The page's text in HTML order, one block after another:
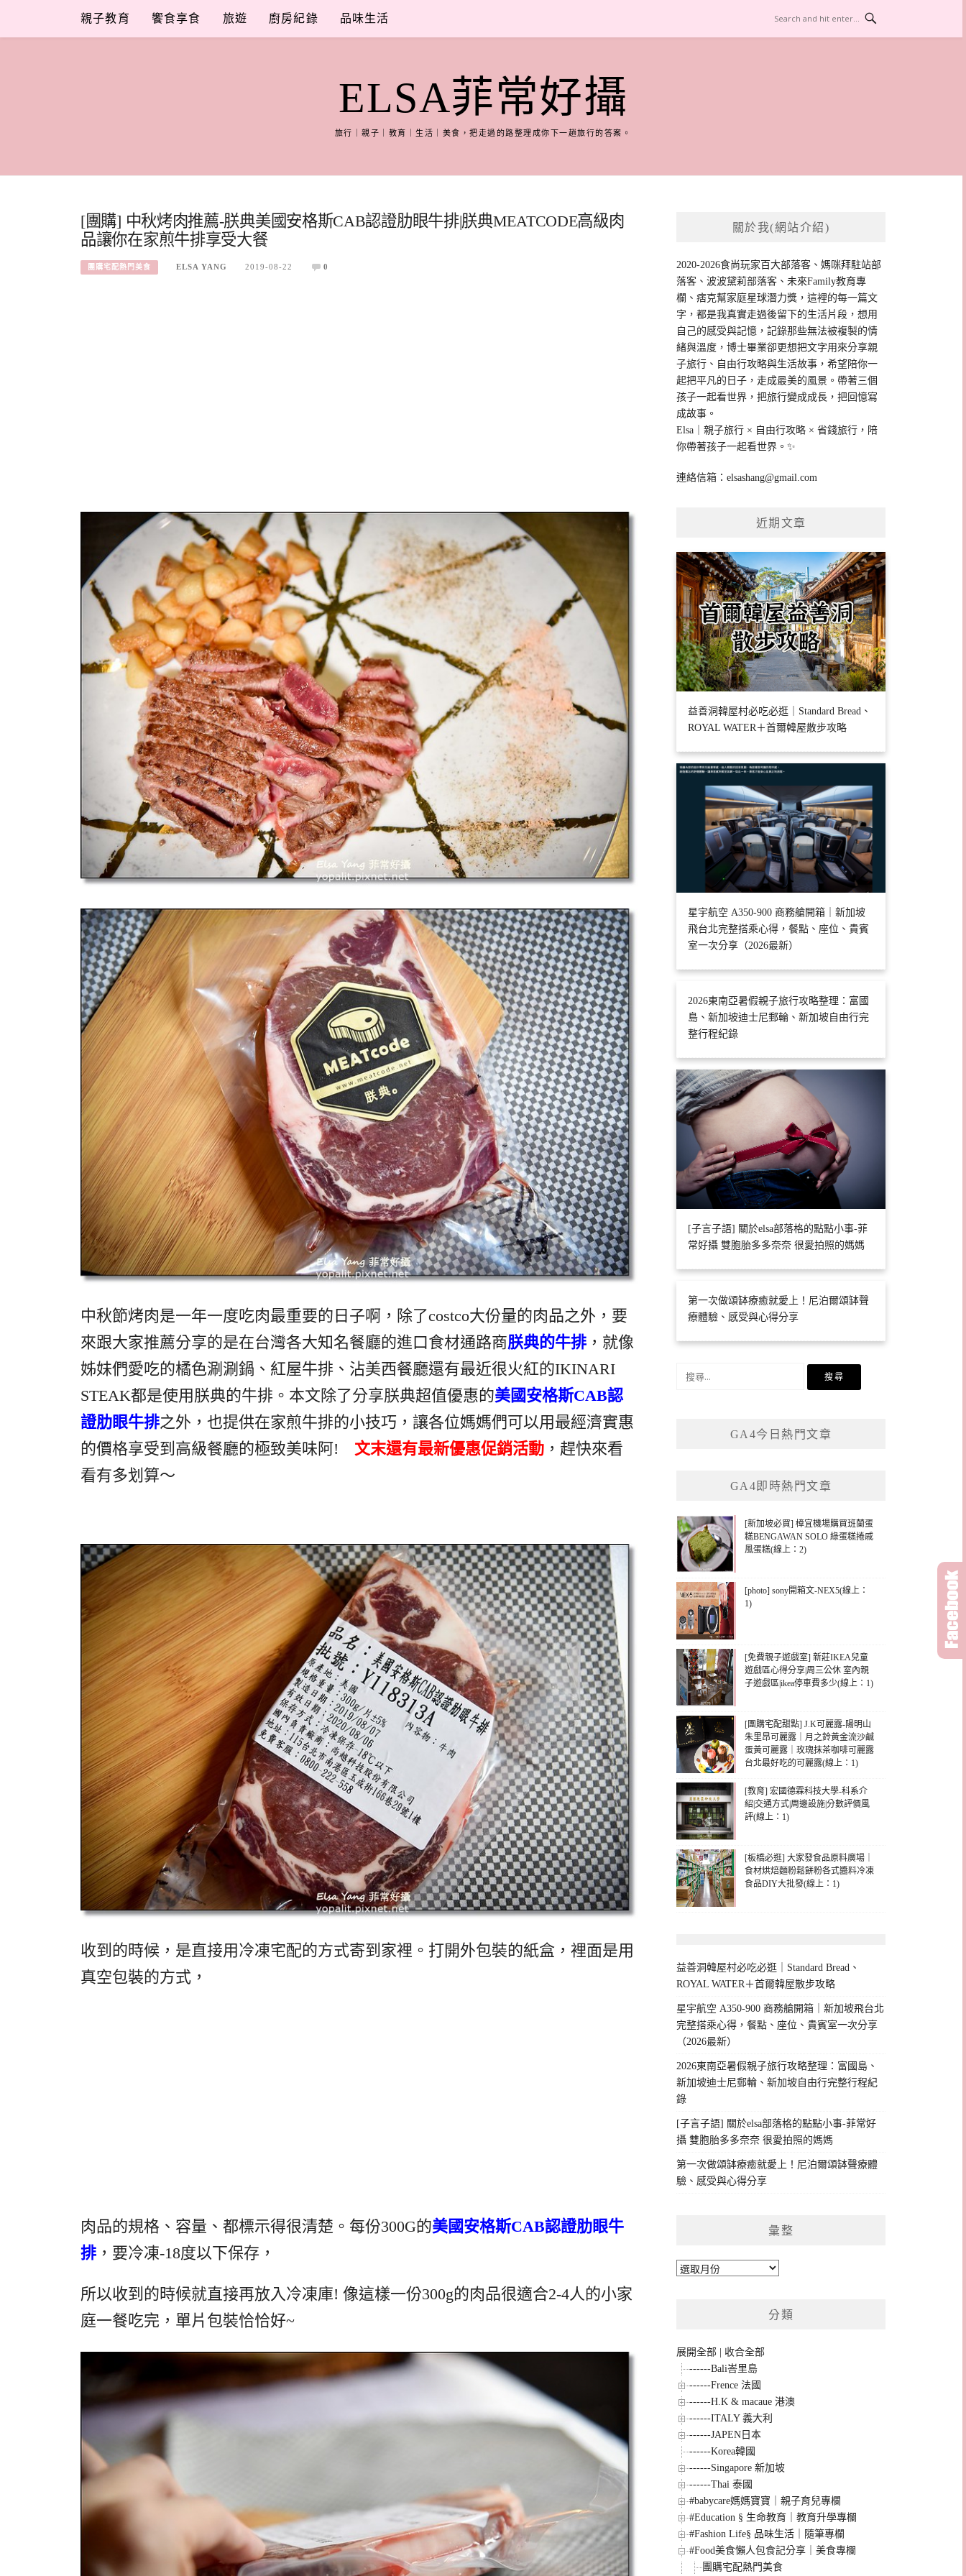
content
親子教育 饗食享食 旅遊 廚房紀錄 品味生活
ELSA菲常好攝
旅行｜親子｜教育｜生活｜美食，把走過的路整理成你下一趟旅行的答案。
[團購] 中秋烤肉推薦-朕典美國安格斯CAB認證肋眼牛排|朕典MEATCODE高級肉
品讓你在家煎牛排享受大餐
團購宅配熱門美食 ELSA YANG 2019-08-22 0
中秋節烤肉是一年一度吃肉最重要的日子啊，除了costco大份量的肉品之外，要
來跟大家推薦分享的是在台灣各大知名餐廳的進口食材通路商朕典的牛排 ，就像
姊妹們愛吃的橘色涮涮鍋、紅屋牛排、沾美西餐廳還有最近很火紅的IKINARI
STEAK都是使用朕典的牛排。本文除了分享朕典超值優惠的美國安格斯CAB認
證肋眼牛排之外，也提供在家煎牛排的小技巧，讓各位媽媽們可以用最經濟實惠
的價格享受到高級餐廳的極致美味阿! 文末還有最新優惠促銷活動 ，趕快來看
看有多划算～
收到的時候，是直接用冷凍宅配的方式寄到家裡。打開外包裝的紙盒，裡面是用
真空包裝的方式，
肉品的規格、容量、都標示得很清楚。每份300G的美國安格斯CAB認證肋眼牛
排 ，要冷凍-18度以下保存，
所以收到的時候就直接再放入冷凍庫! 像這樣一份300g的肉品很適合2-4人的小家
庭一餐吃完，單片包裝恰恰好~
關於我(網站介紹)
2020-2026食尚玩家百大部落客、媽咪拜駐站部
落客、波波黛莉部落客、未來Family教育專
欄、痞克幫家庭星球潛力獎，這裡的每一篇文
字，都是我真實走過後留下的生活片段，想用
自己的感受與記憶，記錄那些無法被複製的情
緒與溫度，博士畢業卻更想把文字用來分享親
子旅行、自由行攻略與生活故事，希望陪你一
起把平凡的日子，走成最美的風景。帶著三個
孩子一起看世界，把旅行變成成長，把回憶寫
成故事。
Elsa｜親子旅行 × 自由行攻略 × 省錢旅行，陪
你帶著孩子一起看世界。✨
連絡信箱：elsashang@gmail.com
近期文章
益善洞韓屋村必吃必逛｜Standard Bread、
ROYAL WATER＋首爾韓屋散步攻略
星宇航空 A350-900 商務艙開箱｜新加坡
飛台北完整搭乘心得，餐點、座位、貴賓
室一次分享（2026最新）
2026東南亞暑假親子旅行攻略整理：富國
島、新加坡迪士尼郵輪、新加坡自由行完
整行程紀錄
[子言子語] 關於elsa部落格的點點小事-菲
常好攝 雙胞胎多多奈奈 很愛拍照的媽媽
第一次做頌缽療癒就愛上！尼泊爾頌缽聲
療體驗、感受與心得分享
GA4今日熱門文章
GA4即時熱門文章
[新加坡必買] 樟宜機場購買班蘭蛋
糕BENGAWAN SOLO 綠蛋糕捲戚
風蛋糕(線上：2)
[photo] sony開箱文-NEX5(線上：
1)
[免費親子遊戲室] 新莊IKEA兒童
遊戲區心得分享|周三公休 室內親
子遊戲區|ikea停車費多少(線上：1)
[團購宅配甜點] J.K可麗露-陽明山
朱里昂可麗露｜月之鈴黃金流沙鹹
蛋黃可麗露｜玫瑰抹茶咖啡可麗露
台北最好吃的可麗露(線上：1)
[教育] 宏國德霖科技大學-科系介
紹|交通方式|周邊設施|分數評價風
評(線上：1)
[板橋必逛] 大家發食品原料廣場｜
食材烘焙麵粉鬆餅粉各式醬料冷凍
食品DIY大批發(線上：1)
益善洞韓屋村必吃必逛｜Standard Bread、
ROYAL WATER＋首爾韓屋散步攻略
星宇航空 A350-900 商務艙開箱｜新加坡飛台北
完整搭乘心得，餐點、座位、貴賓室一次分享
（2026最新）
2026東南亞暑假親子旅行攻略整理：富國島、
新加坡迪士尼郵輪、新加坡自由行完整行程紀
錄
[子言子語] 關於elsa部落格的點點小事-菲常好
攝 雙胞胎多多奈奈 很愛拍照的媽媽
第一次做頌缽療癒就愛上！尼泊爾頌缽聲療體
驗、感受與心得分享
彙整
彙
分類
展開全部
收合全部
------Bali峇里島
------Frence 法國
------H.K & macaue 港澳
------ITALY 義大利
------JAPEN日本
------Korea韓國
------Singapore 新加坡
------Thai 泰國
#babycare媽媽寶寶｜親子育兒專欄
#Education § 生命教育｜教育升學專欄
#Fashion Life§ 品味生活｜隨筆專欄
#Food美食懶人包食記分享｜美食專欄
團購宅配熱門美食